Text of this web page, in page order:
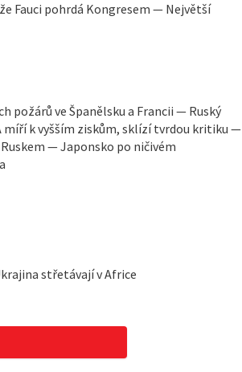
Fauci pohrdá Kongresem — Největší
požárů ve Španělsku a Francii — Ruský
míří k vyšším ziskům, sklízí tvrdou kritiku —
— Japonsko po ničivém
střetávají v Africe